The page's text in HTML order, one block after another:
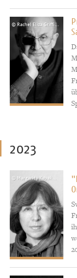
© Rachel Eliza Griffiths
2023